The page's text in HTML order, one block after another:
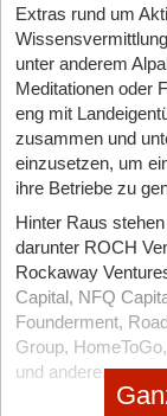
Extras rund um
unter anderem
Meditationen oder
eng mit
zusammen und
einzusetzen, um
ihre Betriebe zu
Hinter Raus
darunter ROCH
Rockaway
Capital, NFQ
Founderment,
Group,
und andere.
In seiner jüngsten